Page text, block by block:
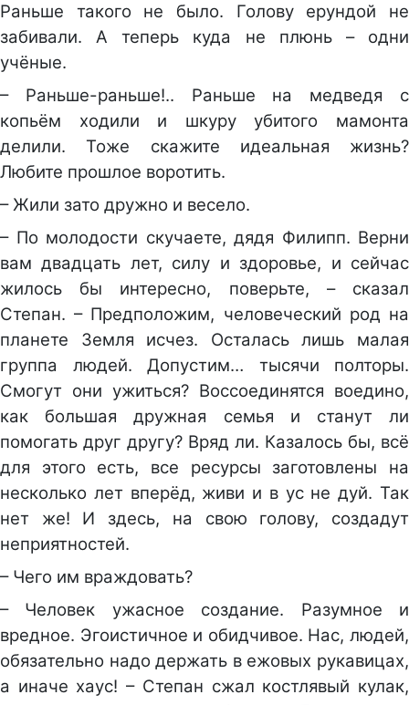
Раньше такого не было. Голову ерундой не
забивали. А теперь куда не плюнь – одни
учёные.
– Раньше-раньше!.. Раньше на медведя с
копьём ходили и шкуру убитого мамонта
делили. Тоже скажите идеальная жизнь?
Любите прошлое воротить.
– Жили зато дружно и весело.
– По молодости скучаете, дядя Филипп. Верни
вам двадцать лет, силу и здоровье, и сейчас
жилось бы интересно, поверьте, – сказал
Степан. – Предположим, человеческий род на
планете Земля исчез. Осталась лишь малая
группа людей. Допустим… тысячи полторы.
Смогут они ужиться? Воссоединятся воедино,
как большая дружная семья и станут ли
помогать друг другу? Вряд ли. Казалось бы, всё
для этого есть, все ресурсы заготовлены на
несколько лет вперёд, живи и в ус не дуй. Так
нет же! И здесь, на свою голову, создадут
неприятностей.
– Чего им враждовать?
– Человек ужасное создание. Разумное и
вредное. Эгоистичное и обидчивое. Нас, людей,
обязательно надо держать в ежовых рукавицах,
а иначе хаус! – Степан сжал костлявый кулак,